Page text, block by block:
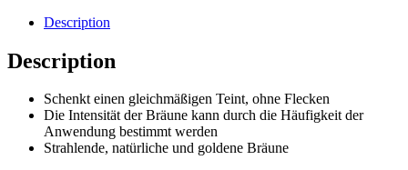
Description
Description
​Schenkt einen gleichmäßigen Teint, ohne Flecken
Die Intensität der Bräune kann durch die Häufigkeit der
Anwendung bestimmt werden
Strahlende, natürliche und goldene Bräune